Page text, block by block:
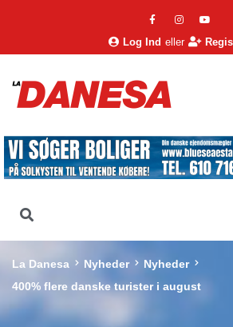
Log Ind eller
La Danesa Nyheder
Nyheder
400% flere danske turister i august